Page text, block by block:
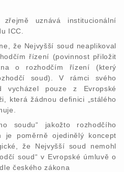
uznává institucionální
ICC.
že Nejvyšší soud neaplikoval
řízení (povinnost přiložit
o rozhodčím řízení (který
soud). V rámci svého
vycházel pouze z Evropské
která žádnou definici „stálého
soudu“ jakožto rozhodčího
je poměrně ojedinělý koncept
že Nejvyšší soud nemohl
soud“ v Evropské úmluvě o
českého zákona